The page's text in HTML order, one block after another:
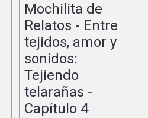
Mochilita de
Relatos - Entre
tejidos, amor y
sonidos:
Tejiendo
telarañas -
Capítulo 4